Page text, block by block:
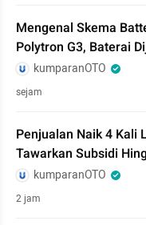
Mengenal Skema
Polytron G3, Baterai
kumparanOTO
sejam
Penjualan Naik 4 Kali
Tawarkan Subsidi
kumparanOTO
2 jam